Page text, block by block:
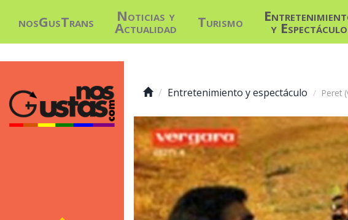
nosGusTrans Noticias y
Actualidad Turismo y Espectáculo
Entretenimiento y espectáculo Peret